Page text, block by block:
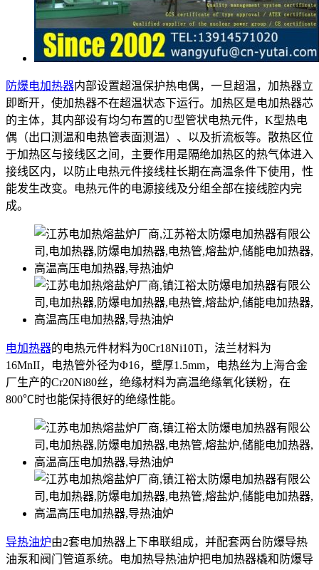
防爆电加热器内部设置超温保护热电偶，一旦超温，加热器立
即断开，使加热器不在超温状态下运行。加热区是电加热器芯
的主体，其内部设有均匀布置的U型管状电热元件，K型热电
偶（出口测温和电热管表面测温）、以及折流板等。散热区位
于加热区与接线区之间，主要作用是隔绝加热区的热气体进入
接线区内，以防止电热元件接线柱长期在高温条件下使用，性
能发生改变。电热元件的电源接线及分组全部在接线腔内完
成。
电加热器的电热元件材料为0Cr18Ni10Ti，法兰材料为
16MnII，电热管外径为Φ16，壁厚1.5mm，电热丝为上海合金
厂生产的Cr20Ni80丝，绝缘材料为高温绝缘氧化镁粉，在
800℃时也能保持很好的绝缘性能。
导热油炉由2套电加热器上下串联组成，并配套两台防爆导热
油泵和阀门管道系统。电加热导热油炉把电加热器橇和防爆导